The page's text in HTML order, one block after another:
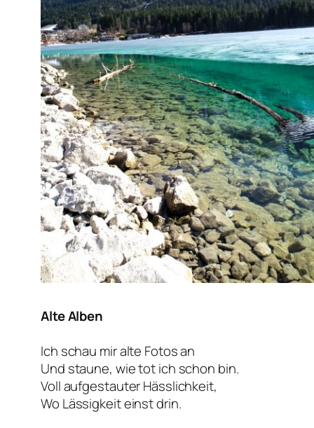
Alte Alben
Ich schau mir alte Fotos an
Und staune, wie tot ich schon bin.
Voll aufgestauter Hässlichkeit,
Wo Lässigkeit einst drin.